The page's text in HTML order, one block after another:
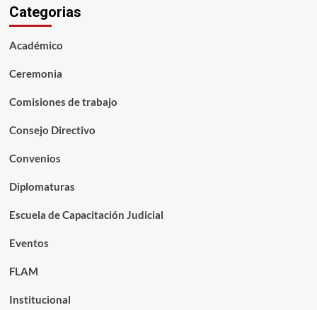
Categorias
Académico
Ceremonia
Comisiones de trabajo
Consejo Directivo
Convenios
Diplomaturas
Escuela de Capacitación Judicial
Eventos
FLAM
Institucional